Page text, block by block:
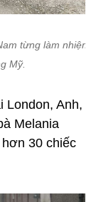
từng làm nhiệm
Mỹ.
London, Anh,
Melania
30 chiếc